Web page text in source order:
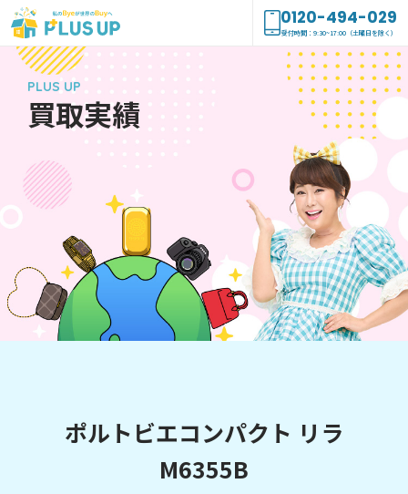
0120-494-029
受付時間：9:30~17:00（土曜日を除く）
PLUS UP
買取実績
ポルトビエコンパクト リラ
M6355B